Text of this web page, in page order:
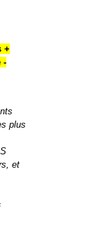
+
-
plus
et